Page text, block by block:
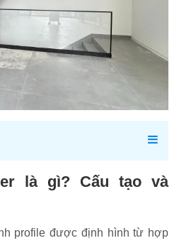
là gì? Cấu tạo và
profile được định hình từ hợp